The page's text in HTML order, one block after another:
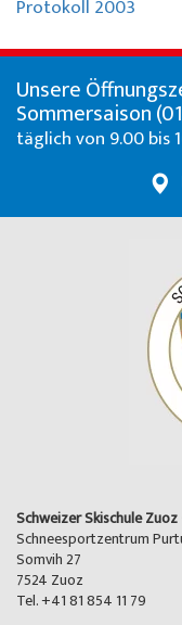
Protokoll 2003
Unsere
Sommersaison
täglich von 9.00 bis
Schweizer Skischule Zuoz
Schneesportzentrum
Somvih 27
7524 Zuoz
Tel. +41 81 854 11 79